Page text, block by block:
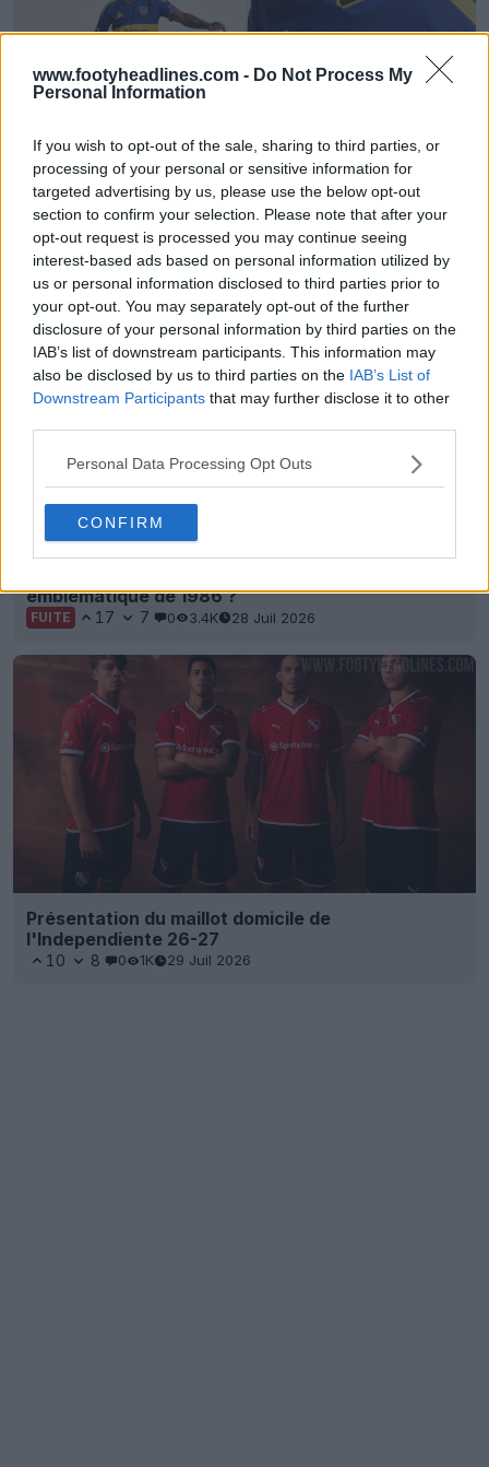
www.footyheadlines.com - Do Not Process My
Personal Information
If you wish to opt-out of the sale, sharing to third parties, or
processing of your personal or sensitive information for
targeted advertising by us, please use the below opt-out
section to confirm your selection. Please note that after your
opt-out request is processed you may continue seeing
interest-based ads based on personal information utilized by
us or personal information disclosed to third parties prior to
your opt-out. You may separately opt-out of the further
disclosure of your personal information by third parties on the
IAB’s list of downstream participants. This information may
also be disclosed by us to third parties on the IAB’s List of
Downstream Participants that may further disclose it to other
Personal Data Processing Opt Outs
CONFIRM
Fuite du maillot domicile des Boca Juniors 26-27 –
Aperçu complet
FUITE 63 23 0 23.2K 6j
Des infos sur le maillot extérieur 2027-2028 de
emblématique de 1986 ?
FUITE 17 7 0 3.4K 28 Juil 2026
Présentation du maillot domicile de
l'Independiente 26-27
10 8 0 1K 29 Juil 2026